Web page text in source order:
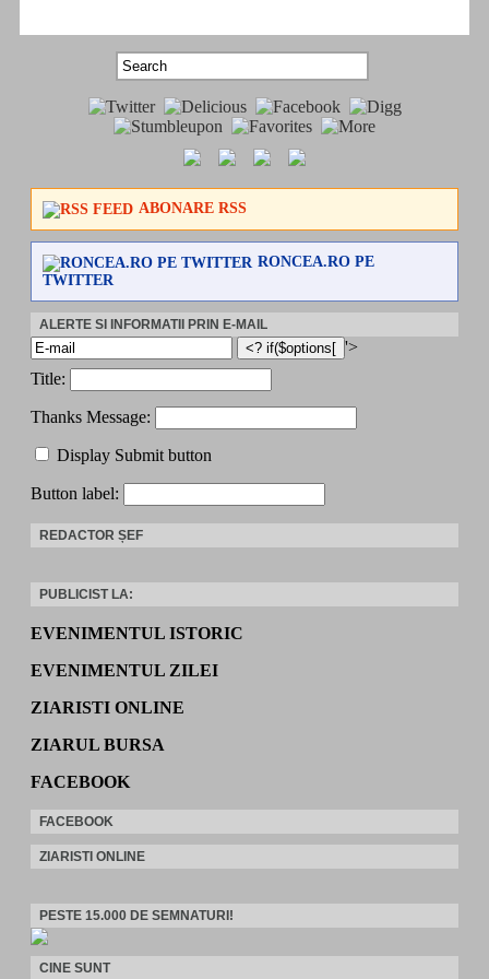
ABONARE RSS
RONCEA.RO PE
TWITTER
ALERTE SI INFORMATII PRIN E-MAIL
'>
Title:
Thanks Message:
Display Submit button
Button label:
REDACTOR ȘEF
PUBLICIST LA:
EVENIMENTUL ISTORIC
EVENIMENTUL ZILEI
ZIARISTI ONLINE
ZIARUL BURSA
FACEBOOK
FACEBOOK
ZIARISTI ONLINE
PESTE 15.000 DE SEMNATURI!
CINE SUNT